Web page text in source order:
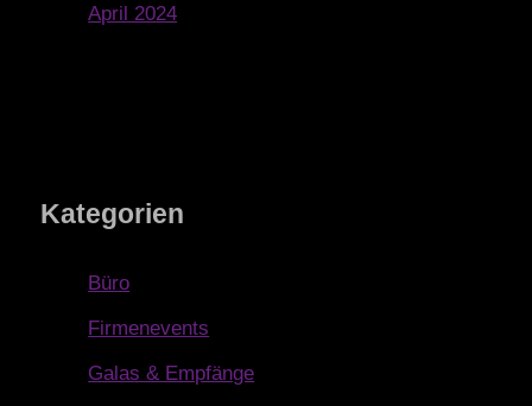
April 2024
Kategorien
Büro
Firmenevents
Galas & Empfänge